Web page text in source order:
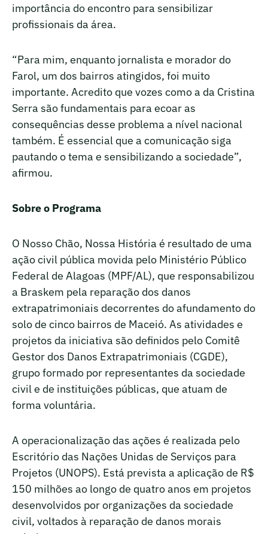
importância do encontro para sensibilizar
profissionais da área.
“Para mim, enquanto jornalista e morador do
Farol, um dos bairros atingidos, foi muito
importante. Acredito que vozes como a da Cristina
Serra são fundamentais para ecoar as
consequências desse problema a nível nacional
também. É essencial que a comunicação siga
pautando o tema e sensibilizando a sociedade”,
afirmou.
Sobre o Programa
O Nosso Chão, Nossa História é resultado de uma
ação civil pública movida pelo Ministério Público
Federal de Alagoas (MPF/AL), que responsabilizou
a Braskem pela reparação dos danos
extrapatrimoniais decorrentes do afundamento do
solo de cinco bairros de Maceió. As atividades e
projetos da iniciativa são definidos pelo Comitê
Gestor dos Danos Extrapatrimoniais (CGDE),
grupo formado por representantes da sociedade
civil e de instituições públicas, que atuam de
forma voluntária.
A operacionalização das ações é realizada pelo
Escritório das Nações Unidas de Serviços para
Projetos (UNOPS). Está prevista a aplicação de R$
150 milhões ao longo de quatro anos em projetos
desenvolvidos por organizações da sociedade
civil, voltados à reparação de danos morais